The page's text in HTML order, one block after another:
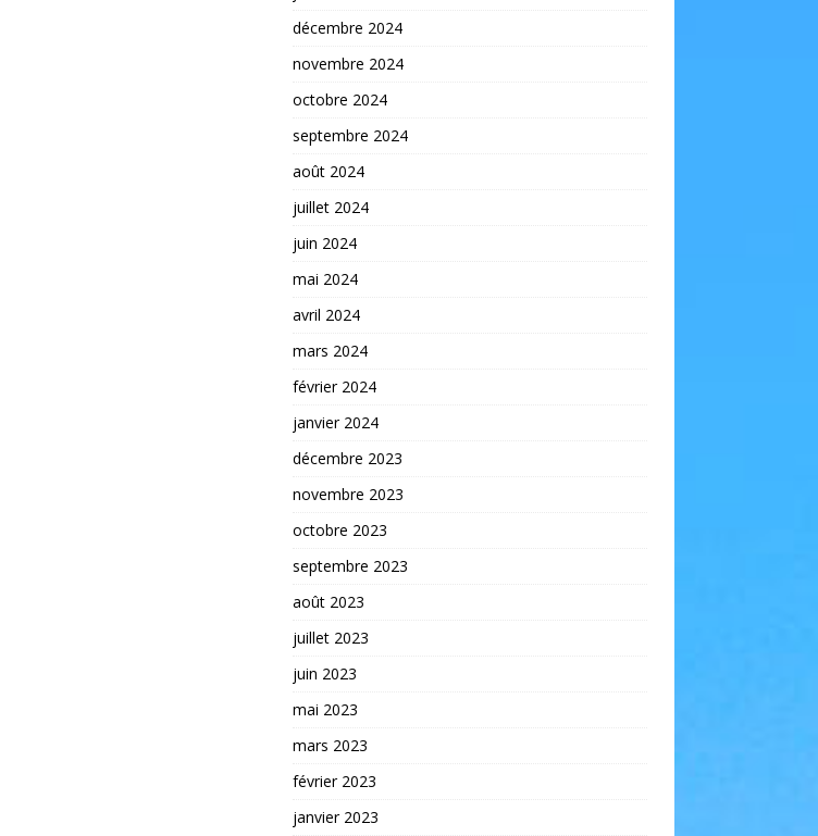
décembre 2024
novembre 2024
octobre 2024
septembre 2024
août 2024
juillet 2024
juin 2024
mai 2024
avril 2024
mars 2024
février 2024
janvier 2024
décembre 2023
novembre 2023
octobre 2023
septembre 2023
août 2023
juillet 2023
juin 2023
mai 2023
mars 2023
février 2023
janvier 2023